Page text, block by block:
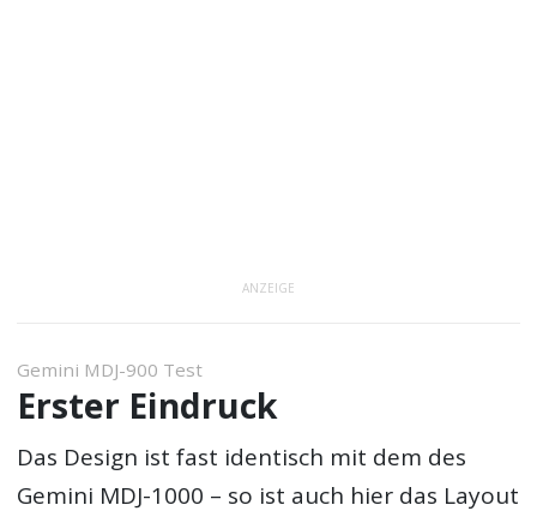
ANZEIGE
Gemini MDJ-900 Test
Erster Eindruck
Das Design ist fast identisch mit dem des
Gemini MDJ-1000 – so ist auch hier das Layout